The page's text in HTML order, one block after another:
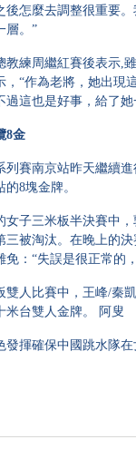
後怎麼去調整很重要
層。”
周繼紅賽後表示,雖
，“作為老將，她出現
過這也是好事，給了
8金
南京站昨天繼續進
8塊金牌。
三米板半決賽中，
三被淘汰。在晚上的
免：“失誤是很正常的
比賽中，王峰/秦凱
米台雙人金牌。 阿叟
揮確保中國跳水隊在